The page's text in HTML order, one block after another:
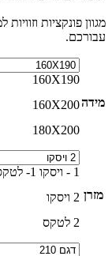
מגוון פונקציות
עבורכם.
מידה
160X190
160X200
180X200
מזרן
1 - ויסקו 1- לטקס
2 ויסקו
2 לטקס